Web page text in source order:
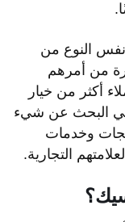
النوع من
من أمرهم
أكثر من خيار
في البحث عن شيء
وخدمات
التجارية.